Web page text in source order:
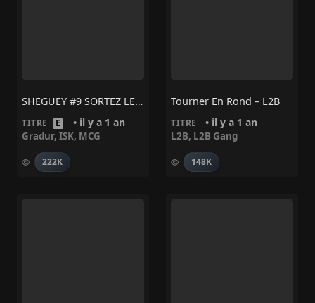
SHEGUEY #9 SORTEZ LES PEPOMS – Gradur, MCG, ISK
TITRE E • il y a 1 an
Gradur, ISK, MCG
222K
Tourner En Rond – L2B
TITRE • il y a 1 an
L2B, L2B Gang
148K